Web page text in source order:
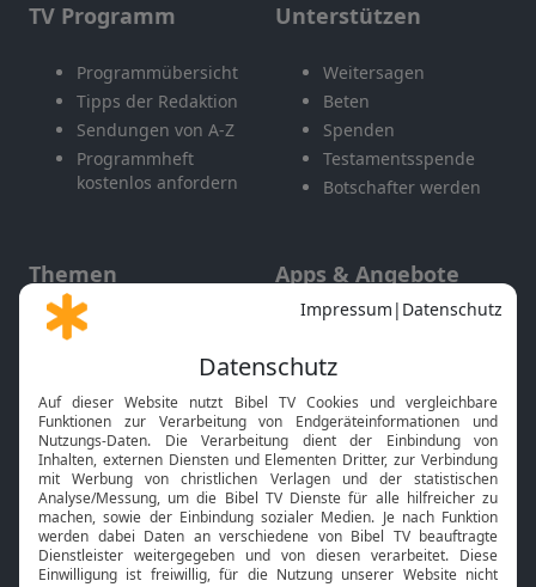
TV Programm
Programmübersicht
Tipps der Redaktion
Sendungen von A-Z
Programmheft
kostenlos anfordern
Unterstützen
Weitersagen
Beten
Spenden
Testamentsspende
Botschafter werden
Themen
Gott und Bibel erklärt
Neuigkeiten
Apps & Angebote
Mobile App
Smart TV
HbbTV
Bibelthek Online-Bibel
Nächster Gottesdienst